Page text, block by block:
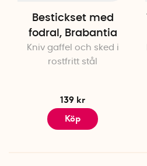
Bestickset med
fodral, Brabantia
Kniv gaffel och sked i
rostfritt stål
139 kr
Köp